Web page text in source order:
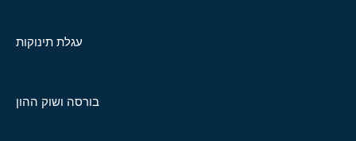
עגלת תינוקות
בורסה ושוק ההון